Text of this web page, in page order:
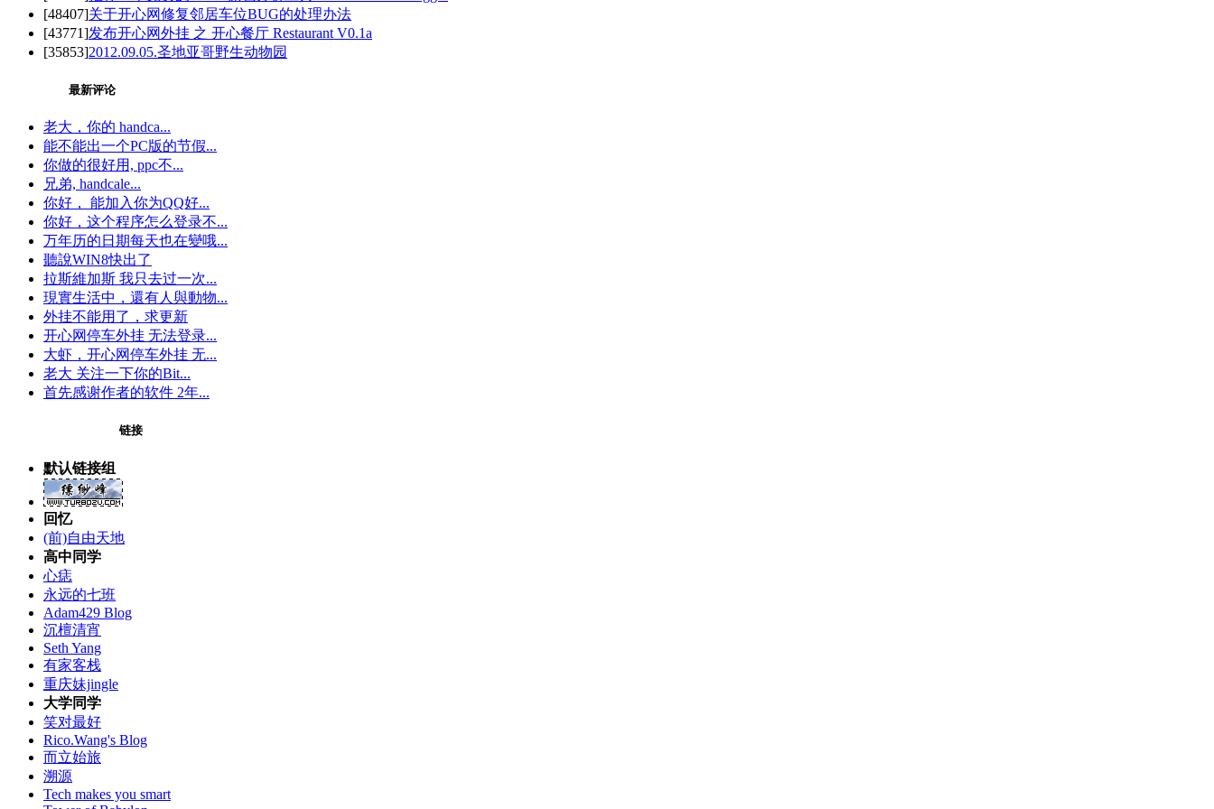
[48407]关于开心网修复邻居车位BUG的处理办法
[43771]发布开心网外挂 之 开心餐厅 Restaurant V0.1a
[35853]2012.09.05.圣地亚哥野生动物园
最新评论
老大，你的 handca...
能不能出一个PC版的节假...
你做的很好用, ppc不...
兄弟, handcale...
你好， 能加入你为QQ好...
你好，这个程序怎么登录不...
万年历的日期每天也在變哦...
聽說WIN8快出了
拉斯維加斯 我只去过一次...
現實生活中，還有人與動物...
外挂不能用了，求更新
开心网停车外挂 无法登录...
大虾，开心网停车外挂 无...
老大 关注一下你的Bit...
首先感谢作者的软件 2年...
链接
默认链接组
回忆
(前)自由天地
高中同学
心痣
永远的七班
Adam429 Blog
沉檀清宵
Seth Yang
有家客栈
重庆妹jingle
大学同学
笑对最好
Rico.Wang's Blog
而立始旅
溯源
Tech makes you smart